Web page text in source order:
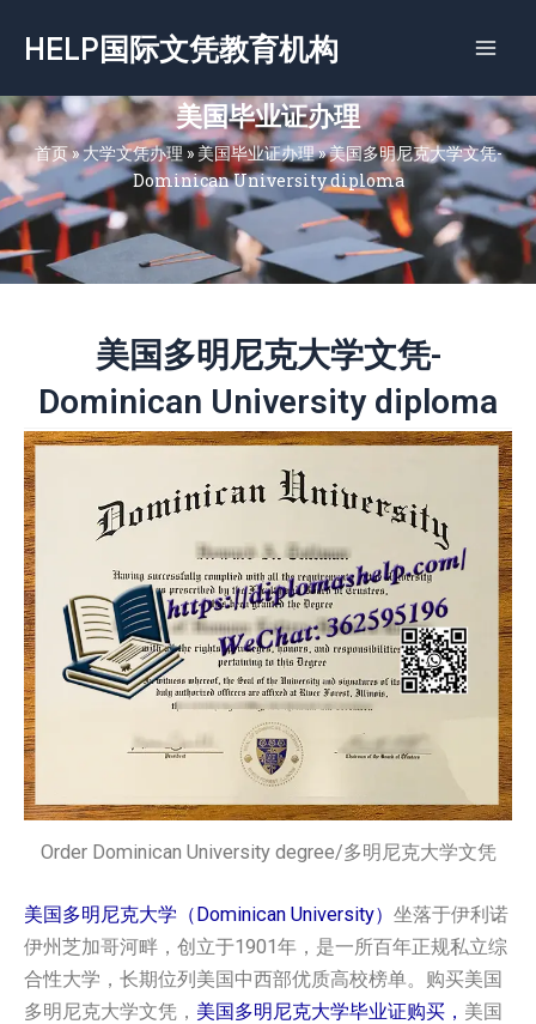
容
HELP国际文凭教育机构
美国毕业证办理
首页»大学文凭办理»美国毕业证办理»美国多明尼克大学文凭-
Dominican University diploma
美国多明尼克大学文凭-
Dominican University diploma
Order Dominican University degree/多明尼克大学文凭
美国多明尼克大学（Dominican University） 坐落于伊利诺
伊州芝加哥河畔，创立于1901年，是一所百年正规私立综
合性大学，长期位列美国中西部优质高校榜单。购买美国‌‌
多明尼克大学‌‌‌‌‌‌文凭， 美国‌‌多明尼克大学‌‌‌‌‌‌毕业证购买， 美国‌‌